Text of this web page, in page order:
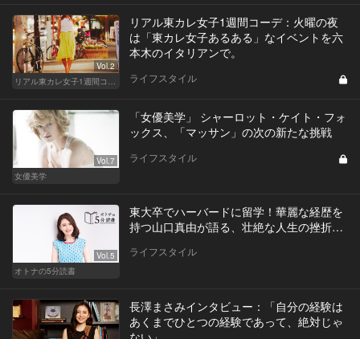
Vol.2
リアル東カレ女子1週間コーデ：火曜の夜
は「東カレ女子あるある」なイベントを六
本木のイタリアンで。
ライフスタイル
Vol.7
女優美学
「女優美学」 シャーロット・ケイト・フォ
ックス、「マッサン」の次の新たな挑戦
ライフスタイル
Vol.5
オトナの5分読書
東大卒でハーバードに留学！華麗な経歴を
持つ山口真由が語る、壮絶な人生の挫折…
ライフスタイル
長澤まさみインタビュー：「自分の経験は
あくまでひとつの経験であって、絶対じゃ